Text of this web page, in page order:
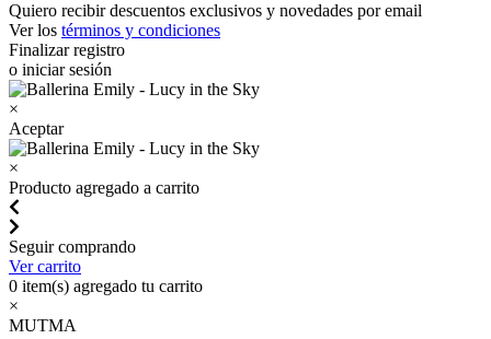
Quiero recibir descuentos exclusivos y novedades por email
Ver los términos y condiciones
Finalizar registro
o iniciar sesión
×
Aceptar
×
Producto agregado a carrito
Seguir comprando
Ver carrito
0 item(s) agregado tu carrito
×
MUTMA